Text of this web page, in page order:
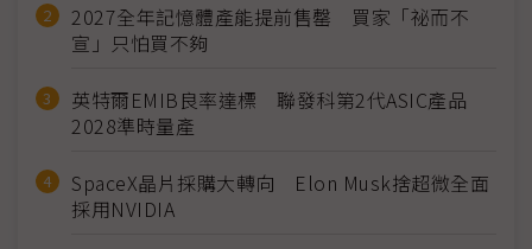
2027全年記憶體產能提前售罄 買家「祕而不
宣」只怕買不夠
英特爾EMIB良率達標 聯發科第2代ASIC產品
2028準時量產
SpaceX晶片採購大轉向 Elon Musk捨超微全面
採用NVIDIA